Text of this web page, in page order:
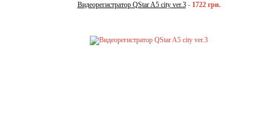
Видеорегистратор QStar A5 city ver.3- 1722 грн.